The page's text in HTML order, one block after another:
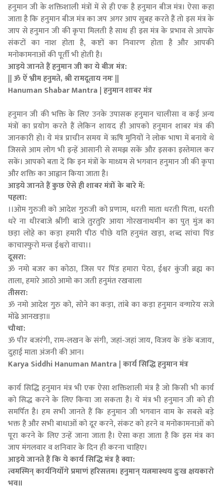
हनुमान जी के शक्तिशाली मंत्रों में से ही एक है हनुमान बीज मंत्र। ऐसा कहा
जाता है कि हनुमान बीज मंत्र का जप अगर आप सुबह करते हैं तो इस मंत्र के
जाप से हनुमान जी की कृपा मिलती है साथ ही इस मंत्र के प्रभाव से आपके
संकटों का नाश होता है, कष्टों का निवारण होता है और आपकी
मनोकामनाओं की पूर्ती भी होती है।
आइये जानते हैं हनुमान जी का ये बीज मंत्र:
|| ॐ ऐं भ्रीम हनुमते, श्री रामदूताय नमः ||
Hanuman Shabar Mantra | हनुमान शाबर मंत्र
हनुमान जी की भक्ति के लिए उनके उपासक हनुमान चालीसा व कई अन्य
मंत्रों का प्रयोग करते हैं लेकिन शायद ही आपको हनुमान शाबर मंत्र की
जानकारी हो। ये मंत्र प्राचीन समय में ऋषि मुनियों ने लोक भाषा में बनाये थे
जिससे आम लोग भी इन्हें आसानी से समझ सकें और इसका इस्तेमाल कर
सकें। आपको बता दें कि इन मंत्रों के माध्यम से भगवान हनुमान जी की कृपा
और शक्ति का आह्वान किया जाता है।
आइये जानते हैं कुछ ऐसे ही शाबर मंत्रों के बारे में:
पहला:
।।ओम गुरुजी को आदेश गुरुजी को प्रणाम, धरती माता धरती पिता, धरती
धरे ना धीरबाजे श्रींगी बाजे तुरतुरि आया गोरखनाथमीन का पुत् मुंज का
छड़ा लोहे का कड़ा हमारी पीठ पीछे यति हनुमंत खड़ा, शब्द सांचा पिंड
काचास्फुरो मन्त्र ईश्वरो वाचा।।
दूसरा:
ॐ नमो बजर का कोठा, जिस पर पिंड हमारा पेठा, ईश्वर कुंजी ब्रह्म का
ताला, हमारे आठो आमो का जती हनुमंत रखवाला
तीसरा:
ॐ नमो आदेश गुरु को, सोने का कड़ा, तांबे का कड़ा हनुमान वन्गारेय सजे
मोंढे आनखड़ा॥
चौथा:
ॐ पीर बजरंगी, राम-लखन के संगी, जहां-जहां जाय, विजय के डंके बजाय,
दुहाई माता अंजनी की आन।
Karya Siddhi Hanuman Mantra | कार्य सिद्धि हनुमान मंत्र
कार्य सिद्धि हनुमान मंत्र भी एक ऐसा शक्तिशाली मंत्र है जो किसी भी कार्य
को सिद्ध करने के लिए किया जा सकता है। ये मंत्र भी हनुमान जी को ही
समर्पित है। हम सभी जानते हैं कि हनुमान जी भगवान वाम के सबसे बड़े
भक्त है और सभी बाधाओं को दूर करने, संकट को हरने व मनोकामनाओं को
पूरा करने के लिए उन्हें जाना जाता है। ऐसा कहा जाता है कि इस मंत्र का
जाप मंगलवार व शनिवार के दिन ही करना चाहिए।
आइये जानते हैं कि ये कार्य सिद्धि मंत्र है क्या:
त्वमस्मिन् कार्यनिर्योगे प्रमाणं हरिसत्तम। हनुमान् यत्नमास्थय दुःख क्षयकारो
भव॥